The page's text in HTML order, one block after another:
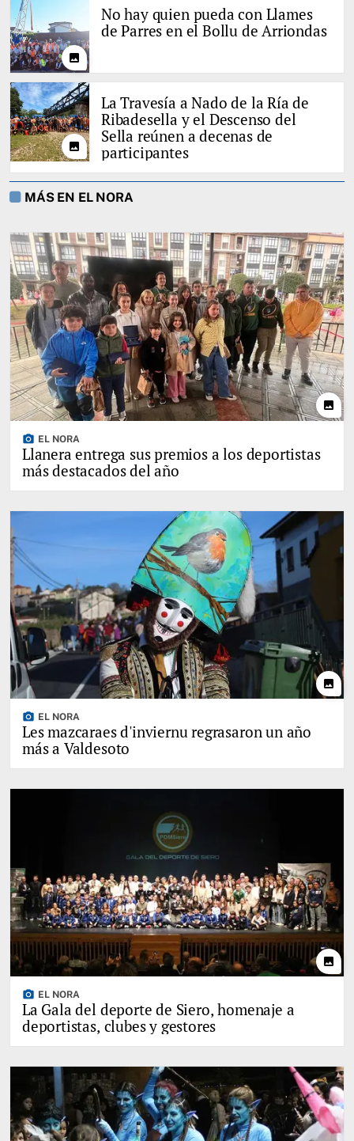
photo
No hay quien pueda con Llames
de Parres en el Bollu de Arriondas
photo
La Travesía a Nado de la Ría de
Ribadesella y el Descenso del
Sella reúnen a decenas de
participantes
MÁS EN EL NORA
photo
photo_camera EL NORA
Llanera entrega sus premios a los deportistas
más destacados del año
photo
photo_camera EL NORA
Les mazcaraes d'inviernu regrasaron un año
más a Valdesoto
photo
photo_camera EL NORA
La Gala del deporte de Siero, homenaje a
deportistas, clubes y gestores